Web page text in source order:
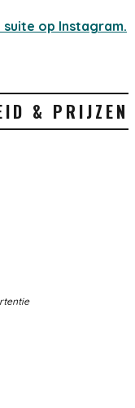
op Instagram.
& PRIJZEN